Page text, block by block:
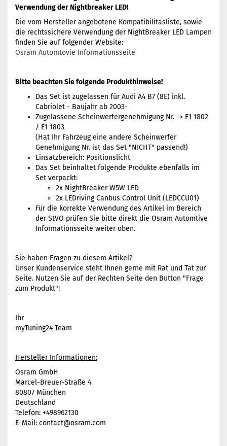
Verwendung der Nightbreaker LED!
Die vom Hersteller angebotene Kompatibilitäsliste, sowie
die rechtssichere Verwendung der NightBreaker LED Lampen
finden Sie auf folgender Website:
Osram Automtovie Informationsseite
Bitte beachten Sie folgende Produkthinweise!
Das Set ist zugelassen für Audi A4 B7 (8E) inkl.
Cabriolet - Baujahr ab 2003-
Zugelassene Scheinwerfergenehmigung Nr. -> E1 1802
/ E1 1803
(Hat Ihr Fahrzeug eine andere Scheinwerfer
Genehmigung Nr. ist das Set "NICHT" passend!)
Einsatzbereich: Positionslicht
Das Set beinhaltet folgende Produkte ebenfalls im
Set verpackt:
2x NightBreaker W5W LED
2x LEDriving Canbus Control Unit (LEDCCU01)
Für die korrekte Verwendung des Artikel im Bereich
der StVO prüfen Sie bitte direkt die Osram Automtive
Informationsseite weiter oben.
Sie haben Fragen zu diesem Artikel?
Unser Kundenservice steht Ihnen gerne mit Rat und Tat zur
Seite. Nutzen Sie auf der Rechten Seite den Button "Frage
zum Produkt"!
Ihr
myTuning24 Team
Hersteller Informationen:
Osram GmbH
Marcel-Breuer-Straße 4
80807 München
Deutschland
Telefon: +498962130
E-Mail: contact@osram.com